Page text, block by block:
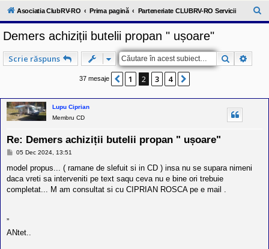
l
u
V
c
o
t
a
t
a
p
o
e
s
o
r
r
d
Asociatia ClubRV-RO Prima pagină Parteneriate CLUBRV-RO Servicii
ă
Demers achiziții butelii propan " ușoare"
Scrie răspuns Căutare
37 mesaje Anterior
1 2 3 4
Lupu Ciprian
Membru CD
Re: Demers achiziții butelii propan " ușoare"
M
s
j
05 Dec 2024, 13:51
model propus... ( ramane de slefuit si in CD ) insa nu se supara nimeni
daca vreti sa interveniti pe text saqu ceva nu e bine ori trebuie
completat... M am consultat si cu CIPRIAN ROSCA pe e mail .
”
ANtet..